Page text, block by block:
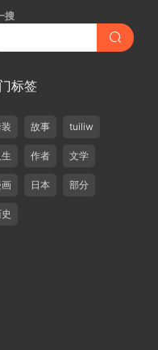
搜
标签
故事 tuiliw
生 作者 文学
日本 部分